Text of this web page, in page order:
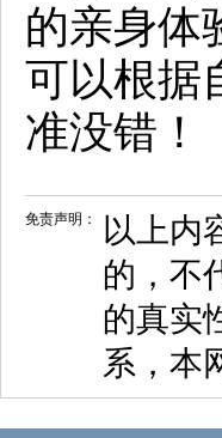
的亲身体
可以根据
准没错！
免责声明：
以上内
的，不
的真实
系，本